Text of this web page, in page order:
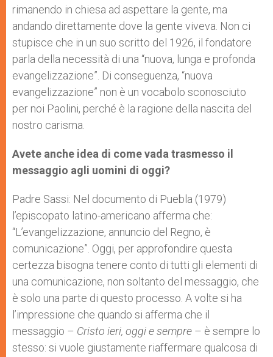
rimanendo in chiesa ad aspettare la gente, ma
andando direttamente dove la gente viveva. Non ci
stupisce che in un suo scritto del 1926, il fondatore
parla della necessità di una “nuova, lunga e profonda
evangelizzazione”. Di conseguenza, “nuova
evangelizzazione” non è un vocabolo sconosciuto
per noi Paolini, perché è la ragione della nascita del
nostro carisma.
Avete anche idea di come vada trasmesso il
messaggio agli uomini di oggi?
Padre Sassi: Nel documento di Puebla (1979)
l’episcopato latino-americano afferma che:
“L’evangelizzazione, annuncio del Regno, è
comunicazione”. Oggi, per approfondire questa
certezza bisogna tenere conto di tutti gli elementi di
una comunicazione, non soltanto del messaggio, che
è solo una parte di questo processo. A volte si ha
l’impressione che quando si afferma che il
messaggio – Cristo ieri, oggi e sempre – è sempre lo
stesso: si vuole giustamente riaffermare qualcosa di